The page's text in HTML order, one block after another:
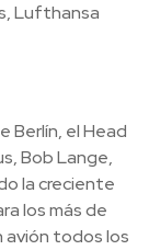
Lufthansa
Berlín, el Head
Bob Lange,
la creciente
los más de
avión todos los